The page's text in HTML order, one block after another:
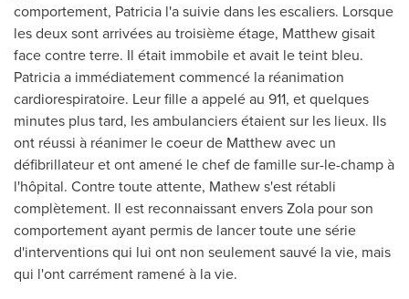
comportement, Patricia l'a suivie dans les escaliers. Lorsque
les deux sont arrivées au troisième étage, Matthew gisait
face contre terre. Il était immobile et avait le teint bleu.
Patricia a immédiatement commencé la réanimation
cardiorespiratoire. Leur fille a appelé au 911, et quelques
minutes plus tard, les ambulanciers étaient sur les lieux. Ils
ont réussi à réanimer le coeur de Matthew avec un
défibrillateur et ont amené le chef de famille sur-le-champ à
l'hôpital. Contre toute attente, Mathew s'est rétabli
complètement. Il est reconnaissant envers Zola pour son
comportement ayant permis de lancer toute une série
d'interventions qui lui ont non seulement sauvé la vie, mais
qui l'ont carrément ramené à la vie.